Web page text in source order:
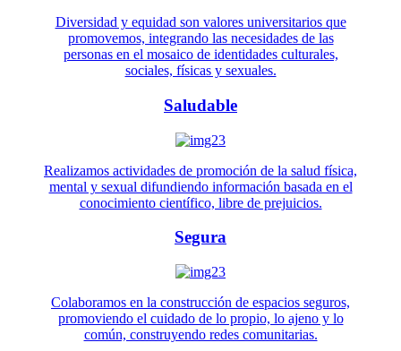
Diversidad y equidad son valores universitarios que
promovemos, integrando las necesidades de las
personas en el mosaico de identidades culturales,
sociales, físicas y sexuales.
Saludable
Realizamos actividades de promoción de la salud física,
mental y sexual difundiendo información basada en el
conocimiento científico, libre de prejuicios.
Segura
Colaboramos en la construcción de espacios seguros,
promoviendo el cuidado de lo propio, lo ajeno y lo
común, construyendo redes comunitarias.